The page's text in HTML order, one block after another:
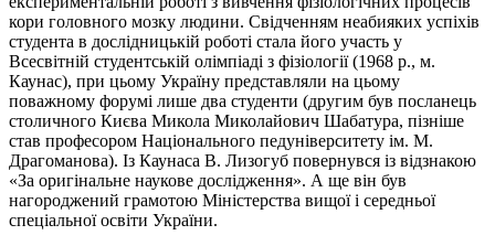
кори головного мозку людини. Свідченням неабияких успіхів
студента в дослідницькій роботі стала його участь у
Всесвітній студентській олімпіаді з фізіології (1968 р., м.
Каунас), при цьому Україну представляли на цьому
поважному форумі лише два студенти (другим був посланець
столичного Києва Микола Миколайович Шабатура, пізніше
став професором Національного педуніверситету ім. М.
Драгоманова). Із Каунаса В. Лизогуб повернувся із відзнакою
«За оригінальне наукове дослідження». А ще він був
нагороджений грамотою Міністерства вищої і середньої
спеціальної освіти України.